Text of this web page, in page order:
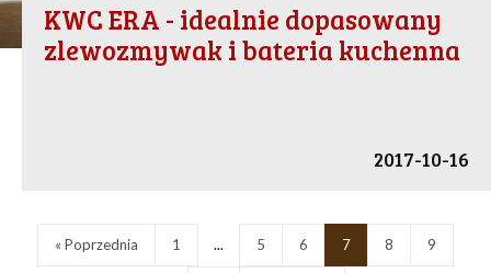
KWC ERA - idealnie dopasowany
zlewozmywak i bateria kuchenna
2017-10-16
« Poprzednia 1 ... 5 6 7 8 9